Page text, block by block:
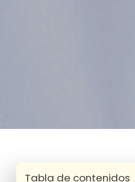
Tabla de contenidos